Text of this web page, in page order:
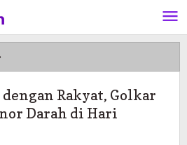
Dekat
dengan
Rakyat,
Golkar
Rakyat, Golkar
Darah di Hari